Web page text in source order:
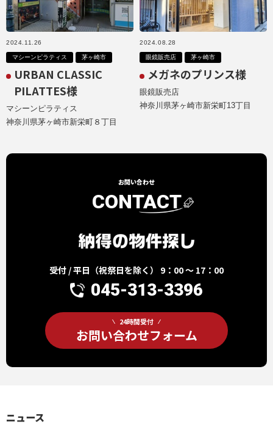
2024.11.26
マシーンピラティス 茅ヶ崎市
URBAN CLASSIC
PILATTES様
マシーンピラティス
神奈川県茅ヶ崎市新栄町８丁目
2024.08.28
眼鏡販売店 茅ヶ崎市
メガネのプリンス様
眼鏡販売店
神奈川県茅ヶ崎市新栄町13丁目
お問い合わせ
CONTACT
受付 / 平日（祝祭日を除く） 9：00 ～ 17：00
045-313-3396
24時間受付
お問い合わせフォーム
ニュース